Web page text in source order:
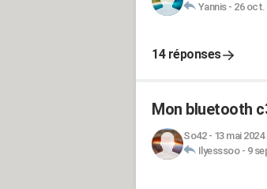
Yannis- 26 oct.
14 réponses
Mon bluetooth
So42- 13 mai 2024
Ilyesssoo- 9